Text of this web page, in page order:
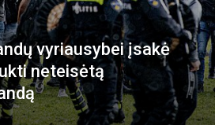
vyriausybei įsakė
neteisėtą